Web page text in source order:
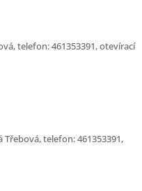
telefon: 461353391, otevírací
Třebová, telefon: 461353391,